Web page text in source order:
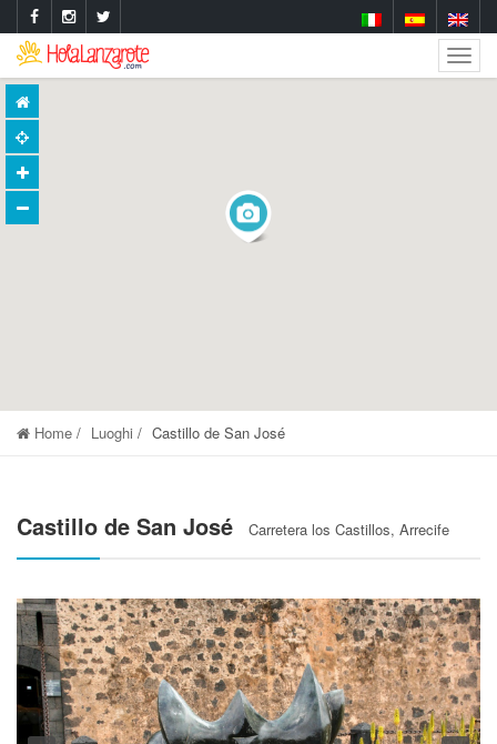
Home Luoghi Castillo de San José
Castillo de San José Carretera los Castillos, Arrecife